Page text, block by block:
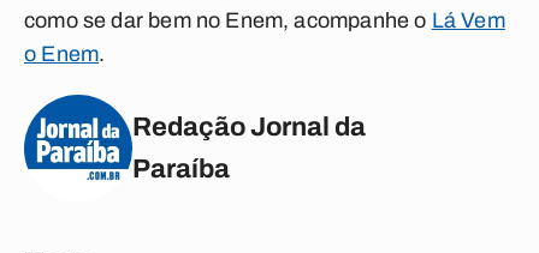
como se dar bem no Enem, acompanhe o Lá Vem
o Enem.
Redação Jornal da
Paraíba